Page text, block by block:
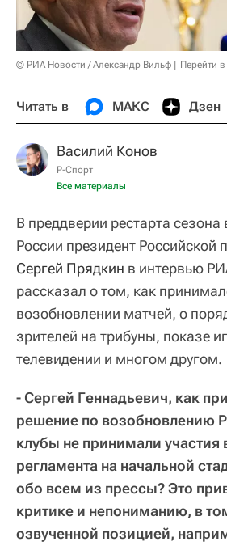
© РИА Новости / Александр Вильф Перейти
Читать в МАКС Дзен
Василий Конов
Р-Спорт
Все материалы
В преддверии рестарта
России президент Российской
Сергей Прядкин в интервью
рассказал о том, как
возобновлении матчей, о
зрителей на трибуны, показе
телевидении и многом другом.
- Сергей Геннадьевич, как
решение по возобновлению
клубы не принимали участия
регламента на начальной
обо всем из прессы? Это
критике и непониманию, в
озвученной позицией,